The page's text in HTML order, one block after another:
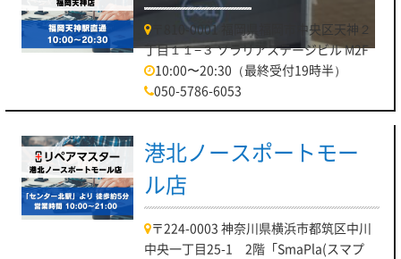
〒810-0001 福岡県福岡市中央区天神２
丁目１１−３ ソラリアステージビル M2F
10:00〜20:30（最終受付19時半）
050-5786-6053
港北ノースポートモー
ル店
〒224-0003 神奈川県横浜市都筑区中川
中央一丁目25-1 2階「SmaPla(スマプ